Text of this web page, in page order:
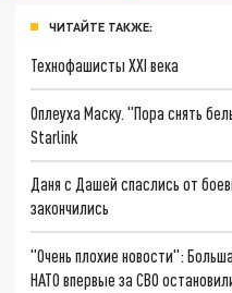
ЧИТАЙТЕ ТАКЖЕ:
Технофашисты XXI века
Оплеуха Маску. "Пора снять
Starlink
Даня с Дашей спаслись от
закончились
"Очень плохие новости":
НАТО впервые за СВО